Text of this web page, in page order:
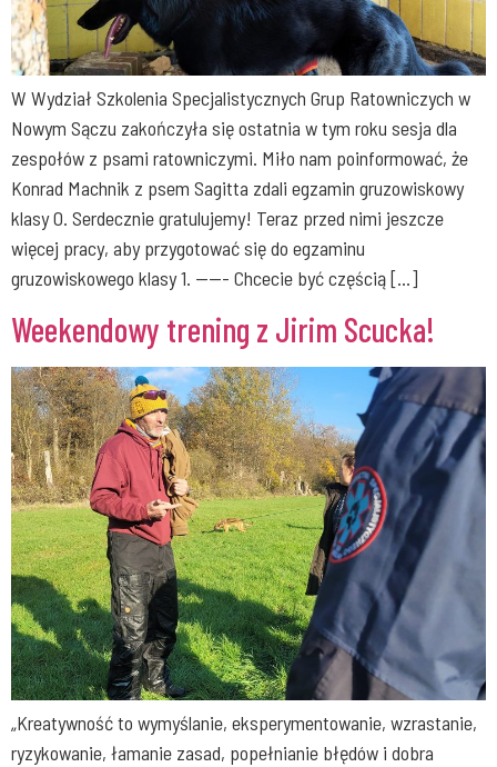
W Wydział Szkolenia Specjalistycznych Grup Ratowniczych w
Nowym Sączu zakończyła się ostatnia w tym roku sesja dla
zespołów z psami ratowniczymi. Miło nam poinformować, że
Konrad Machnik z psem Sagitta zdali egzamin gruzowiskowy
klasy 0. Serdecznie gratulujemy! Teraz przed nimi jeszcze
więcej pracy, aby przygotować się do egzaminu
gruzowiskowego klasy 1. ——- Chcecie być częścią […]
Weekendowy trening z Jirim Scucka!
„Kreatywność to wymyślanie, eksperymentowanie, wzrastanie,
ryzykowanie, łamanie zasad, popełnianie błędów i dobra